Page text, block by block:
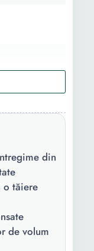
din
o tăiere
de volum